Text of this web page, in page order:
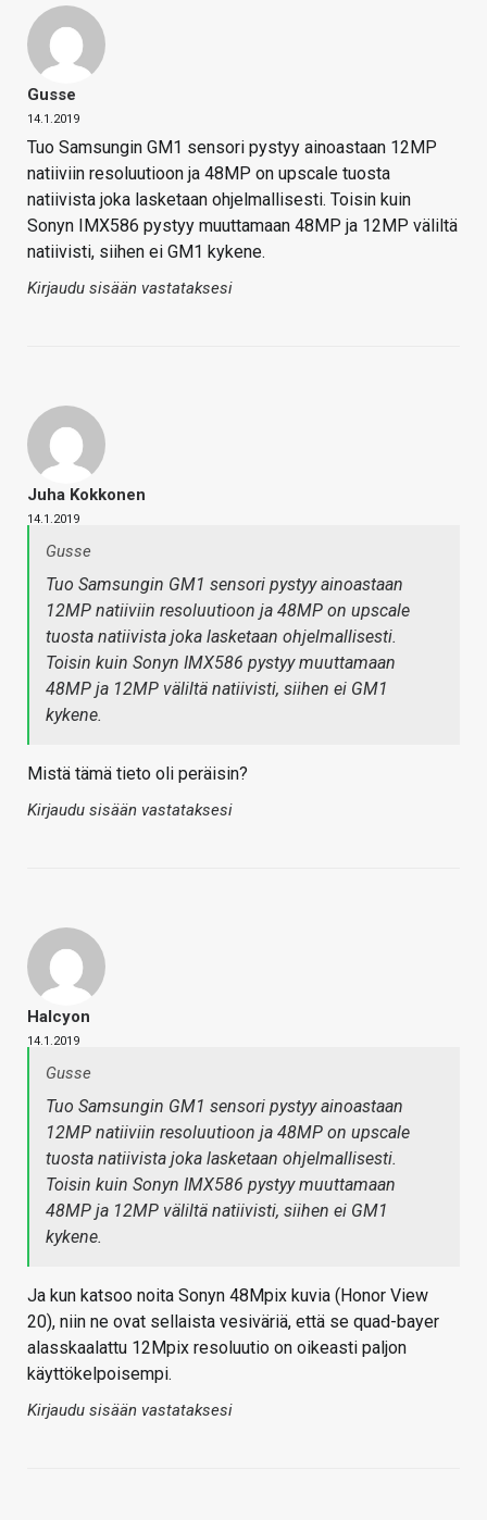
Gusse
14.1.2019
Tuo Samsungin GM1 sensori pystyy ainoastaan 12MP
natiiviin resoluutioon ja 48MP on upscale tuosta
natiivista joka lasketaan ohjelmallisesti. Toisin kuin
Sonyn IMX586 pystyy muuttamaan 48MP ja 12MP väliltä
natiivisti, siihen ei GM1 kykene.
Kirjaudu sisään vastataksesi
Juha Kokkonen
14.1.2019
Gusse
Tuo Samsungin GM1 sensori pystyy ainoastaan
12MP natiiviin resoluutioon ja 48MP on upscale
tuosta natiivista joka lasketaan ohjelmallisesti.
Toisin kuin Sonyn IMX586 pystyy muuttamaan
48MP ja 12MP väliltä natiivisti, siihen ei GM1
kykene.
Mistä tämä tieto oli peräisin?
Kirjaudu sisään vastataksesi
Halcyon
14.1.2019
Gusse
Tuo Samsungin GM1 sensori pystyy ainoastaan
12MP natiiviin resoluutioon ja 48MP on upscale
tuosta natiivista joka lasketaan ohjelmallisesti.
Toisin kuin Sonyn IMX586 pystyy muuttamaan
48MP ja 12MP väliltä natiivisti, siihen ei GM1
kykene.
Ja kun katsoo noita Sonyn 48Mpix kuvia (Honor View
20), niin ne ovat sellaista vesiväriä, että se quad-bayer
alasskaalattu 12Mpix resoluutio on oikeasti paljon
käyttökelpoisempi.
Kirjaudu sisään vastataksesi